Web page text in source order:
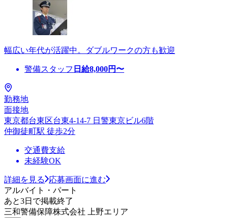
幅広い年代が活躍中。ダブルワークの方も歓迎
警備スタッフ 日給8,000円〜
勤務地
面接地
東京都台東区台東4-14-7 日警東京ビル6階
仲御徒町駅 徒歩2分
交通費支給
未経験OK
詳細を見る
応募画面に進む
アルバイト・パート
あと3日で掲載終了
三和警備保障株式会社 上野エリア